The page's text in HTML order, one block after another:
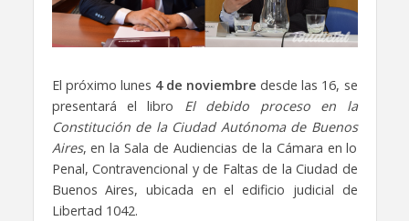
El próximo lunes 4 de noviembre desde las 16, se
presentará el libro El debido proceso en la
Constitución de la Ciudad Autónoma de Buenos
Aires, en la Sala de Audiencias de la Cámara en lo
Penal, Contravencional y de Faltas de la Ciudad de
Buenos Aires, ubicada en el edificio judicial de
Libertad 1042.